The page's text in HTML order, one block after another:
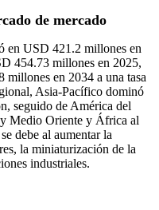
de mercado
en USD 421.2 millones en
454.73 millones en 2025,
millones en 2034 a una tasa
Asia-Pacífico dominó
seguido de América del
Medio Oriente y África al
debe al aumentar la
la miniaturización de la
industriales.